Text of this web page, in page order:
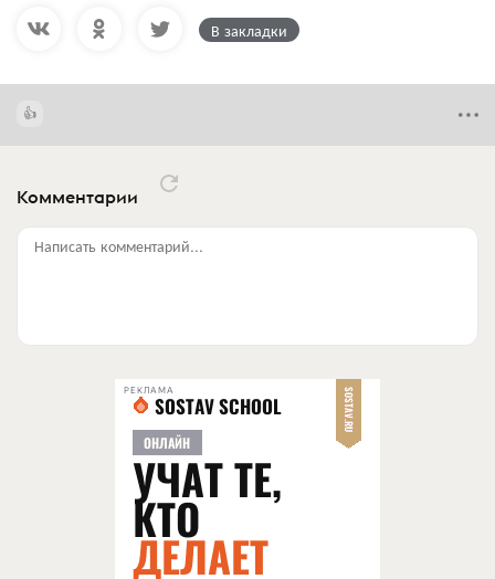
В закладки
Комментарии
Написать комментарий...
РЕКЛАМА